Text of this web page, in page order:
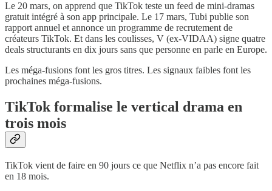
Le 20 mars, on apprend que TikTok teste un feed de mini-dramas
gratuit intégré à son app principale. Le 17 mars, Tubi publie son
rapport annuel et annonce un programme de recrutement de
créateurs TikTok. Et dans les coulisses, V (ex-VIDAA) signe quatre
deals structurants en dix jours sans que personne en parle en Europe.
Les méga-fusions font les gros titres. Les signaux faibles font les
prochaines méga-fusions.
TikTok formalise le vertical drama en
trois mois
TikTok vient de faire en 90 jours ce que Netflix n’a pas encore fait
en 18 mois.